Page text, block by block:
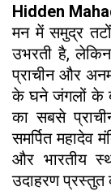
Hidden
मन में समुद्र
उभरती है,
प्राचीन और
के घने जंगलों के
का सबसे
समर्पित महादेव
और भारतीय
उदाहरण प्रस्तुत